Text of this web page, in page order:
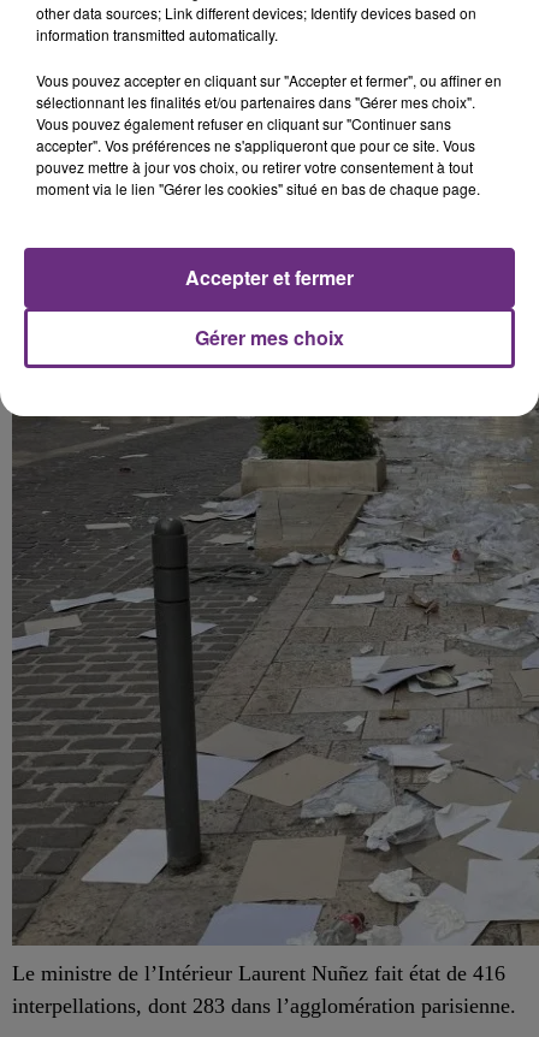
A Troyes, les poubelles qui se trouvaient sur les trottoirs
de la rue Émile-Zola ont été éventrées.
Les déchets ont constellé la chaussée.
Le ministre de l’Intérieur Laurent Nuñez fait état de 416
interpellations, dont 283 dans l’agglomération parisienne.
other data sources; Link different devices; Identify devices based on
information transmitted automatically.
Vous pouvez accepter en cliquant sur "Accepter et fermer", ou affiner en
sélectionnant les finalités et/ou partenaires dans "Gérer mes choix".
Vous pouvez également refuser en cliquant sur "Continuer sans
accepter". Vos préférences ne s'appliqueront que pour ce site. Vous
pouvez mettre à jour vos choix, ou retirer votre consentement à tout
moment via le lien "Gérer les cookies" situé en bas de chaque page.
Gérer mes choix
Accepter et fermer